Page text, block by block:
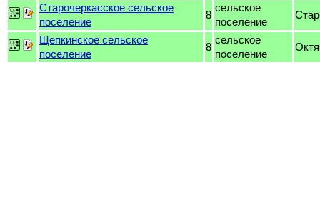
Старочеркасское сельское
поселение
8
сельское
поселение
Щепкинское сельское
поселение
8
сельское
поселение